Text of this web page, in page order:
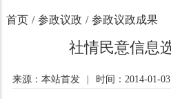
首页 / 参政议政 / 参政议政成果
社情民意信息
来源：本站首发 时间：2014-01-03